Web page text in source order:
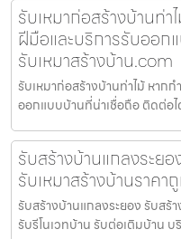
รับเหมาก่อสร้างบ้านท่า
ฝีมือและบริการรับออก
รับเหมาสร้างบ้าน.com
รับเหมาก่อสร้างบ้านท่าไม้ หาก
ออกแบบบ้านที่น่าเชื่อถือ ติดต่อไ
รับสร้างบ้านแกลงระย
รับเหมาสร้างบ้านราคา
รับสร้างบ้านแกลงระยอง รับสร้
รับรีโนเวทบ้าน รับต่อเติมบ้าน